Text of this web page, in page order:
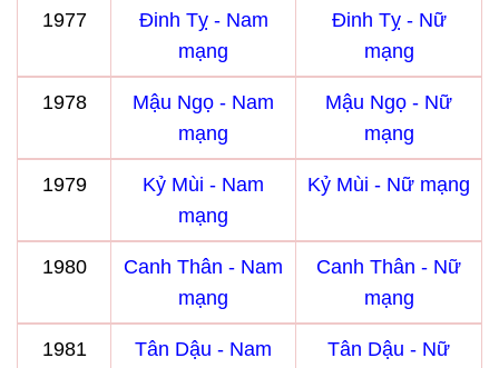
1977
Đinh Tỵ - Nam
mạng
Đinh Tỵ - Nữ
mạng
1978
Mậu Ngọ - Nam
mạng
Mậu Ngọ - Nữ
mạng
1979
Kỷ Mùi - Nam
mạng
Kỷ Mùi - Nữ mạng
1980
Canh Thân - Nam
mạng
Canh Thân - Nữ
mạng
1981
Tân Dậu - Nam
Tân Dậu - Nữ